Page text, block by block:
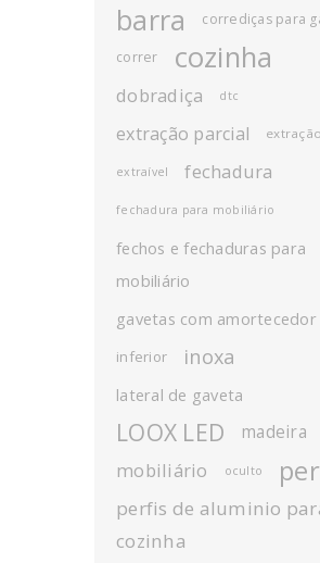
barra corrediças para
correr cozinha
dobradiça dtc
extração parcial
extraível fechadura
fechadura para mobiliário
fechos e fechaduras para
mobiliário
gavetas com amortecedor
inferior inoxa
lateral de gaveta
LOOX LED madeira
mobiliário oculto
perfis de aluminio
cozinha